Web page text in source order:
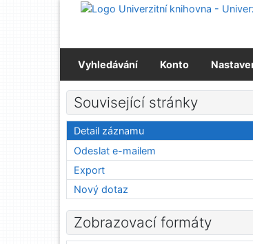
Přejít na obsah
Vyhledávání Konto
Související stránky
Detail záznamu
Odeslat e-mailem
Export
Nový dotaz
Zobrazovací formáty